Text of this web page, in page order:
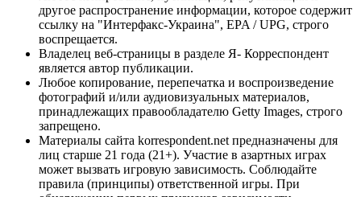
другое распространение информации, которое содержит
ссылку на "Интерфакс-Украина", EPA / UPG, строго
воспрещается.
Владелец веб-страницы в разделе Я- Корреспондент
является автор публикации.
Любое копирование, перепечатка и воспроизведение
фотографий и/или аудиовизуальных материалов,
принадлежащих правообладателю Getty Images, строго
запрещено.
Материалы сайта korrespondent.net предназначены для
лиц старше 21 года (21+). Участие в азартных играх
может вызвать игровую зависимость. Соблюдайте
правила (принципы) ответственной игры. При